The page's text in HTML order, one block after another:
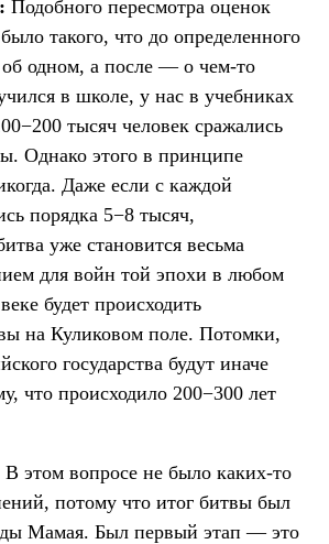
Подобного пересмотра оценок
такого, что до определенного
одном, а после — о чем-то
в школе, у нас в учебниках
тысяч человек сражались
Однако этого в принципе
Даже если с каждой
порядка 5−8 тысяч,
уже становится весьма
для войн той эпохи в любом
будет происходить
на Куликовом поле. Потомки,
государства будут иначе
что происходило 200−300 лет
В этом вопросе не было каких-то
потому что итог битвы был
Мамая. Был первый этап — это